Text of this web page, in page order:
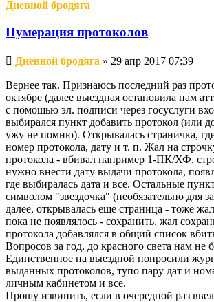
Дневной бродяга
Нумерация протоколов
Непрочитанное
сообщение
Дневной бродяга » 29 апр 2017 07:39
Вернее так. Признаюсь последний раз
октябре (далее выездная остановила нам
с помощью эл. подписи через госуслуги
выбирался пункт добавить протокол (или
ужу не помню). Открывалась страничка,
номер протокола, дату и т. п. Жал на
протокола - вбивал например 1-ПК/ХФ,
нужно внести дату выдачи протокола,
где выбиралась дата и все. Остальные
символом "звездочка" (необязательно для
далее, открывалась еще страница - тоже
пока не появлялось - сохранить, жал
протокола добавлялся в общий список
Вопросов за год, до красного света нам не
Единственное на выездной попросили
выданных протоколов, тупо пару дат и
личным кабинетом и все.
Прошу извинить, если в очередной раз